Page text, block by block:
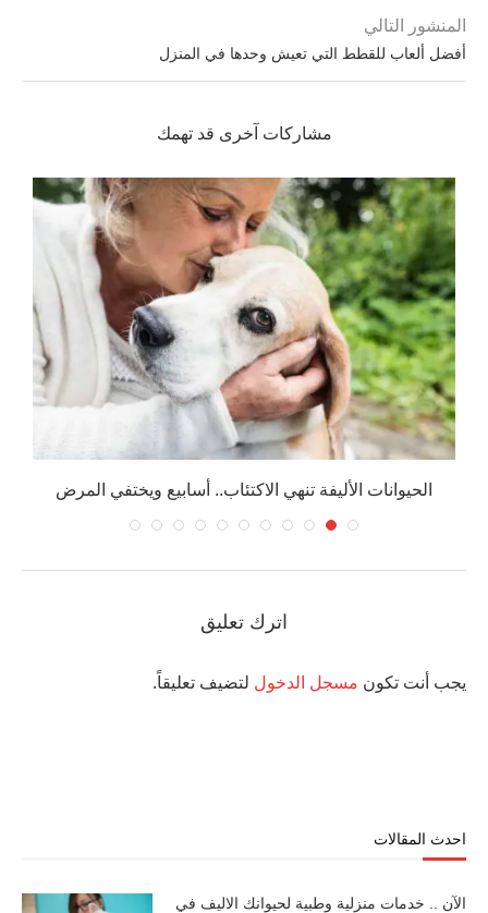
المنشور التالي
أفضل ألعاب للقطط التي تعيش وحدها في المنزل
مشاركات آخرى قد تهمك
الحيوانات الأليفة تنهي الاكتئاب.. أسابيع ويختفي المرض
اترك تعليق
يجب أنت تكون مسجل الدخول لتضيف تعليقاً.
احدث المقالات
الآن .. خدمات منزلية وطبية لحيوانك الاليف في